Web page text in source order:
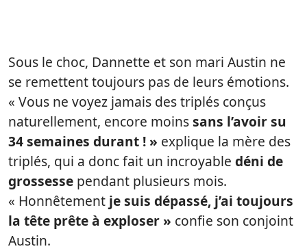
Sous le choc, Dannette et son mari Austin ne
se remettent toujours pas de leurs émotions.
« Vous ne voyez jamais des triplés conçus
naturellement, encore moinssans l’avoir su
34 semaines durant ! » explique la mère des
triplés, qui a donc fait un incroyable déni de
grossesse pendant plusieurs mois.
« Honnêtement je suis dépassé, j’ai toujours
la tête prête à exploser » confie son conjoint
Austin.